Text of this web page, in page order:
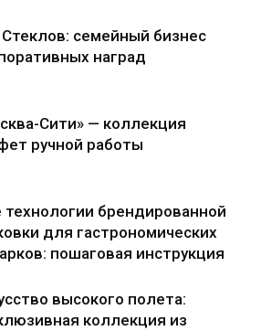
семейный бизнес
наград
Сити» — коллекция
ручной работы
брендированной
для гастрономических
пошаговая инструкция
высокого полета:
коллекция из